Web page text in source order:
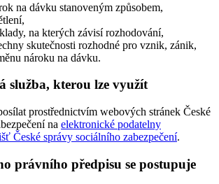
na dávku stanoveným způsobem,
na kterých závisí rozhodování,
skutečnosti rozhodné pro vznik, zánik,
nároku na dávku.
služba, kterou lze využít
prostřednictvím webových stránek České
na elektronické podatelny
České správy sociálního zabezpečení.
právního předpisu se postupuje